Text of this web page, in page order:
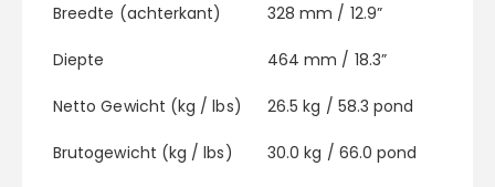
Breedte (achterkant) 328 mm / 12.9”
Diepte 464 mm / 18.3”
Netto Gewicht (kg / lbs) 26.5 kg / 58.3 pond
Brutogewicht (kg / lbs) 30.0 kg / 66.0 pond